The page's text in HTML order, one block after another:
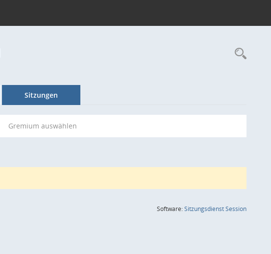
Sitzungen
Gremium auswählen
Software:SitzungsdienstSession(Wird in